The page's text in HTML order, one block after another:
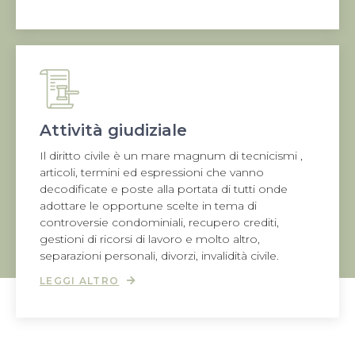
Attività giudiziale
Il diritto civile è un mare magnum di tecnicismi ,
articoli, termini ed espressioni che vanno
decodificate e poste alla portata di tutti onde
adottare le opportune scelte in tema di
controversie condominiali, recupero crediti,
gestioni di ricorsi di lavoro e molto altro,
separazioni personali, divorzi, invalidità civile.
LEGGI ALTRO